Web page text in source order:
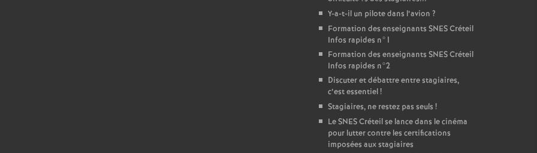
Y-a-t-il un pilote dans l’avion ?
Formation des enseignants SNESCréteil
Infos rapides n°1
Formation des enseignants SNESCréteil
Infos rapides n°2
Discuter et débattre entre stagiaires,
c’est essentiel!
Stagiaires, ne restez pas seuls !
LeSNESCréteil se lance dans le cinéma
pour lutter contre les certifications
imposées aux stagiaires